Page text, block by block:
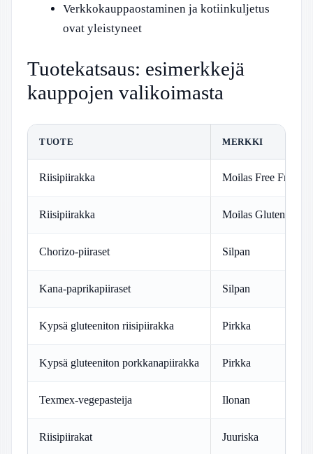
Verkkokauppaostaminen ja kotiinkuljetus
ovat yleistyneet
Tuotekatsaus: esimerkkejä
kauppojen valikoimasta
TUOTE MERKKI
Riisipiirakka Moilas Free From
Riisipiirakka Moilas Gluten-Free
Chorizo-piiraset Silpan
Kana-paprikapiiraset Silpan
Kypsä gluteeniton riisipiirakka Pirkka
Kypsä gluteeniton porkkanapiirakka Pirkka
Texmex-vegepasteija Ilonan
Riisipiirakat Juuriska